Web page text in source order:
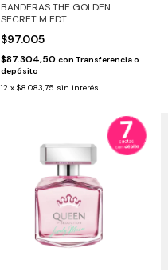
BANDERAS THE GOLDEN
SECRET M EDT
$97.005
$87.304,50 con Transferencia o
depósito
12 x $8.083,75 sin interés